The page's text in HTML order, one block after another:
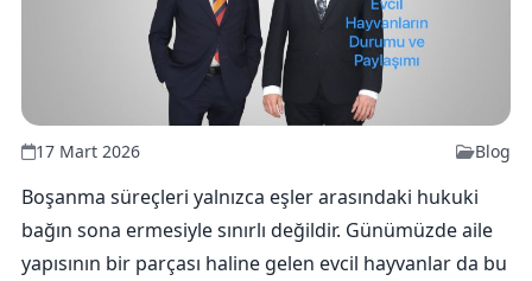
17 Mart 2026 Blog
Boşanma süreçleri yalnızca eşler arasındaki hukuki
bağın sona ermesiyle sınırlı değildir. Günümüzde aile
yapısının bir parçası haline gelen evcil hayvanlar da bu